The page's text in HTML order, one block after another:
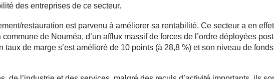
des entreprises de ce secteur.
restauration est parvenu à améliorer sa rentabilité. Ce secteur a en effet
de Nouméa, d’un afflux massif de forces de l’ordre déployées
taux de marge s’est amélioré de 10 points (à 28,8 %) et son niveau de fonds